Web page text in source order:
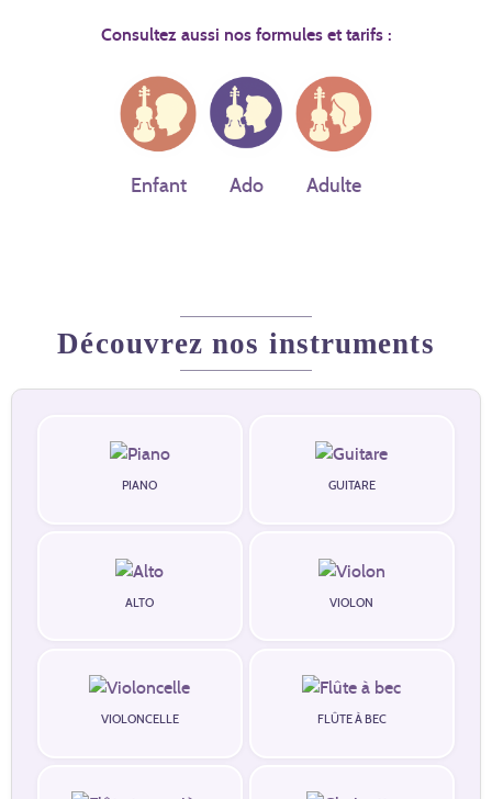
Consultez aussi nos formules et tarifs :
Enfant Ado Adulte
Découvrez nos instruments
PIANO GUITARE
ALTO VIOLON
VIOLONCELLE FLÛTE À BEC